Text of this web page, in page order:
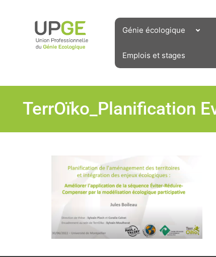
Génie écologique
Emplois et stages
TerrOïko_Planification